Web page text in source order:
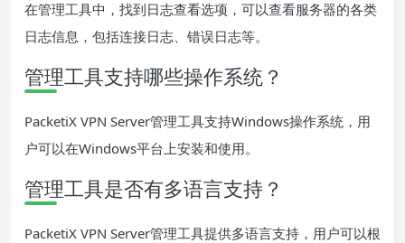
在管理工具中，找到日志查看选项，可以查看服务器的各类
日志信息，包括连接日志、错误日志等。
管理工具支持哪些操作系统？
PacketiX VPN Server管理工具支持Windows操作系统，用
户可以在Windows平台上安装和使用。
管理工具是否有多语言支持？
PacketiX VPN Server管理工具提供多语言支持，用户可以根